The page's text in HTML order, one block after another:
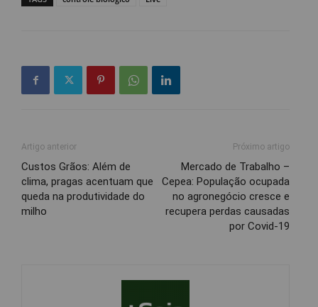
Artigo anterior
Custos Grãos: Além de
clima, pragas acentuam que
queda na produtividade do
milho
Próximo artigo
Mercado de Trabalho –
Cepea: População ocupada
no agronegócio cresce e
recupera perdas causadas
por Covid-19